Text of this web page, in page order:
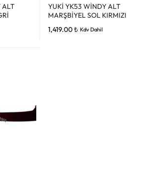
ALT
YUKİ YK53 WİNDY ALT
MARŞBİYEL SOL KIRMIZI
1,419.00₺ Kdv Dahil